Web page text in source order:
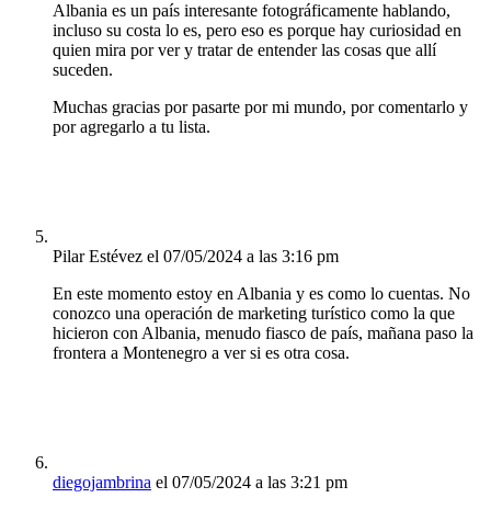
Albania es un país interesante fotográficamente hablando,
incluso su costa lo es, pero eso es porque hay curiosidad en
quien mira por ver y tratar de entender las cosas que allí
suceden.
Muchas gracias por pasarte por mi mundo, por comentarlo y
por agregarlo a tu lista.
Pilar Estévez el 07/05/2024 a las 3:16 pm
En este momento estoy en Albania y es como lo cuentas. No
conozco una operación de marketing turístico como la que
hicieron con Albania, menudo fiasco de país, mañana paso la
frontera a Montenegro a ver si es otra cosa.
diegojambrina el 07/05/2024 a las 3:21 pm